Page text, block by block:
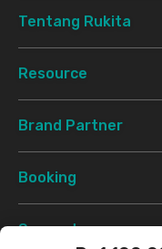
Tentang Rukita
Resource
Brand Partner
Booking
Support